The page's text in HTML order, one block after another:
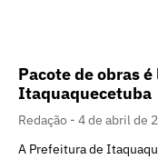
Pacote de obras
Itaquaquecetuba
Redação
4 de abril de
A Prefeitura de